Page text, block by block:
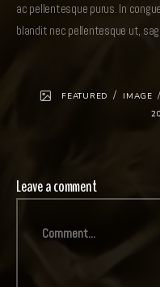
ac pellentesque purus. In
blandit nec pellentesque ut,
FEATURED / IMAGE /
Leave a comment